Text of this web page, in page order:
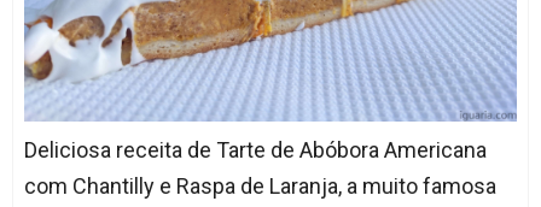
Deliciosa receita de Tarte de Abóbora Americana
com Chantilly e Raspa de Laranja, a muito famosa